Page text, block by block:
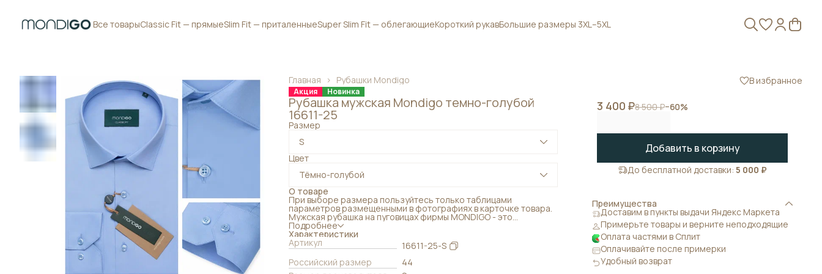
Все товарыClassic Fit — прямыеSlim Fit — приталенныеSuper Slim Fit — облегающиеКороткий рукавБольшие размеры 3XL–5XL
Рубашки Mondigo
Главная ›
Акция Новинка
Рубашка мужская Mondigo темно-голубой
16611-25
Размер
S
Цвет
Тёмно-голубой
О товаре
При выборе размера пользуйтесь только таблицами
параметров размещенными в фотографиях в карточке товара.
Мужская рубашка на пуговицах фирмы MONDIGO - это
превосходный выбор для мужчин, которые ценят деловой и
изысканный стиль. Повседневная классика станет прекрасным
дополнением гардероба и позволит выглядеть безупречно в
любой ситуации. Идеально подходит для работы. Плотная
праздничная сорочка имеет длинные рукава, что делает ее
отличным вариантом в демисезон. Такие демисезонные вещи
Подробнее
Характеристики
Артикул
16611-25-S
Российский размер
44
В избранное
3 400 ₽8 500 ₽−60%
Добавить в корзину
До бесплатной доставки: 5 000 ₽
Преимущества
Доставим в пункты выдачи Яндекс Маркета
Примерьте товары и верните неподходящие
Оплата частями в Сплит
Оплачивайте после примерки
Удобный возврат